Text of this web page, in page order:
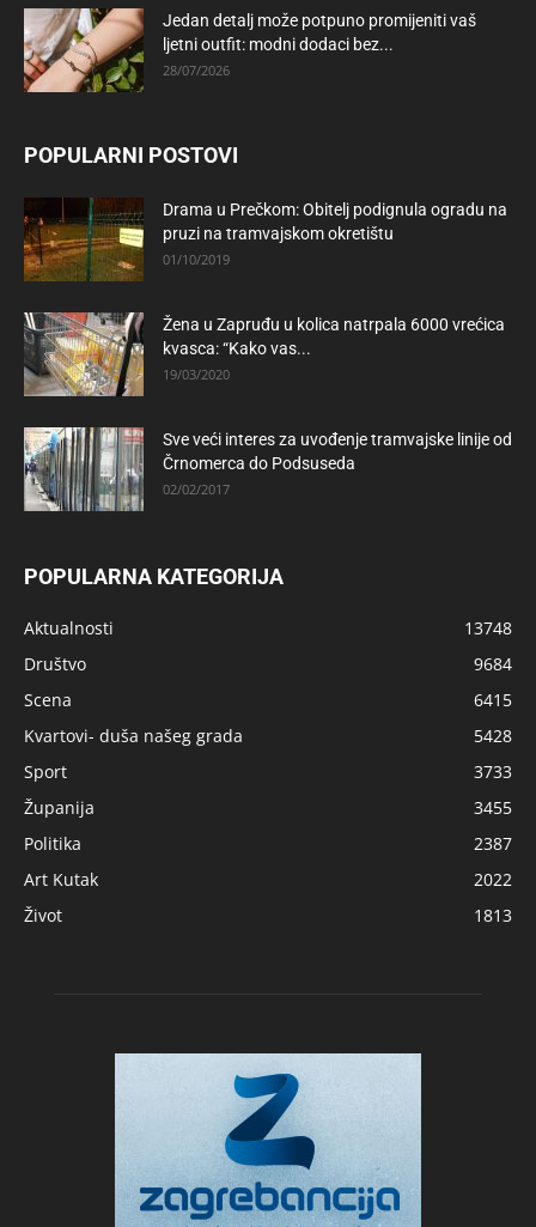
Jedan detalj može potpuno promijeniti vaš
ljetni outfit: modni dodaci bez...
28/07/2026
POPULARNI POSTOVI
Drama u Prečkom: Obitelj podignula ogradu na
pruzi na tramvajskom okretištu
01/10/2019
Žena u Zapruđu u kolica natrpala 6000 vrećica
kvasca: “Kako vas...
19/03/2020
Sve veći interes za uvođenje tramvajske linije od
Črnomerca do Podsuseda
02/02/2017
POPULARNA KATEGORIJA
Aktualnosti
13748
Društvo
9684
Scena
6415
Kvartovi- duša našeg grada
5428
Sport
3733
Županija
3455
Politika
2387
Art Kutak
2022
Život
1813